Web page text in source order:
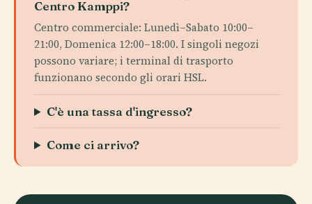
Centro Kamppi?
Centro commerciale: Lunedì–Sabato 10:00–
21:00, Domenica 12:00–18:00. I singoli negozi
possono variare; i terminal di trasporto
funzionano secondo gli orari HSL.
C'è una tassa d'ingresso?
Come ci arrivo?